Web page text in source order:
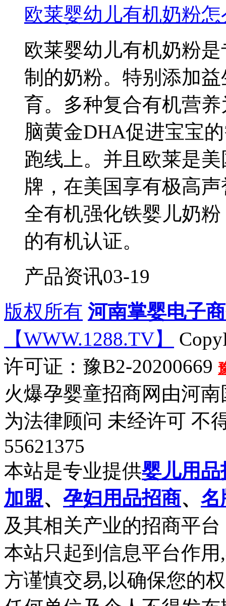
欧莱婴幼儿有机奶粉怎
欧莱婴幼儿有机奶粉
制的奶粉。特别添加
育。多种复合有机营
脑黄金DHA促进宝宝
跑线上。并且欧莱是
牌，在美国享有极高
全有机强化铁婴儿奶
的有机认证。
产品资讯03-19
版权所有 河南掌婴电子
【WWW.1288.TV】
许可证：豫B2-20200669
火爆孕婴童招商网由河
为法律顾问 未经许可 不
55621375
本站是专业提供婴儿用品
加盟、 孕妇用品招商、 名
及其相关产业的招商平台
本站只起到信息平台作
方谨慎交易,以确保您的